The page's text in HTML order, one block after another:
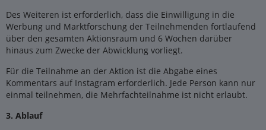
Des Weiteren ist erforderlich, dass die Einwilligung in die
Werbung und Marktforschung der Teilnehmenden fortlaufend
über den gesamten Aktionsraum und 6 Wochen darüber
hinaus zum Zwecke der Abwicklung vorliegt.
Für die Teilnahme an der Aktion ist die Abgabe eines
Kommentars auf Instagram erforderlich. Jede Person kann nur
einmal teilnehmen, die Mehrfachteilnahme ist nicht erlaubt.
3. Ablauf